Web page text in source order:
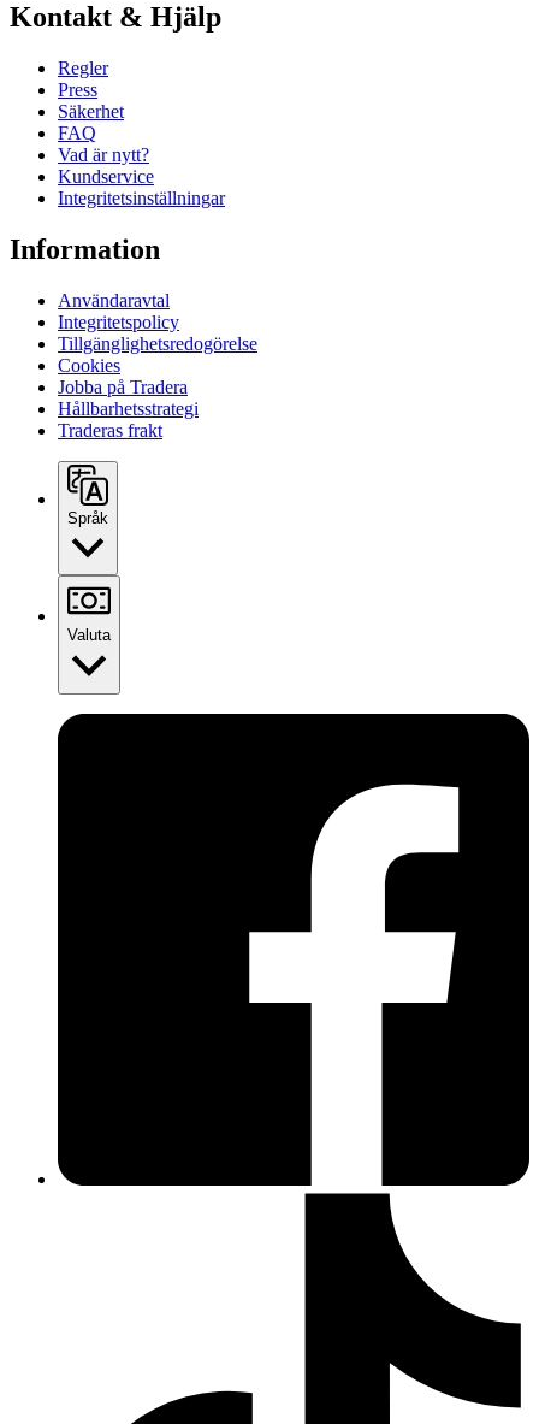
Kontakt & Hjälp
Regler
Press
Säkerhet
FAQ
Vad är nytt?
Kundservice
Integritetsinställningar
Information
Användaravtal
Integritetspolicy
Tillgänglighetsredogörelse
Cookies
Jobba på Tradera
Hållbarhetsstrategi
Traderas frakt
Språk
Valuta